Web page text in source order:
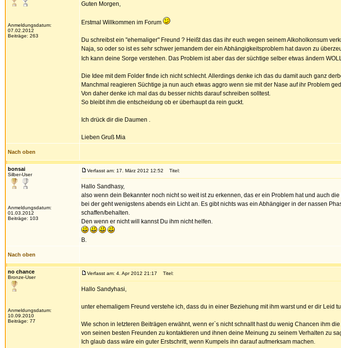
Anmeldungsdatum:
07.02.2012
Beiträge: 263
Guten Morgen,
Erstmal Willkommen im Forum
Du schreibst ein "ehemaliger" Freund ? Heißt das das ihr euch wegen seinem Alkoholkonsum
Naja, so oder so ist es sehr schwer jemandem der ein Abhängigkeitsproblem hat davon zu
Ich kann deine Sorge verstehen. Das Problem ist aber das der süchtige selber etwas ändern
Die Idee mit dem Folder finde ich nicht schlecht. Allerdings denke ich das du damit auch ganz
Manchmal reagieren Süchtige ja nun auch etwas aggro wenn sie mit der Nase auf ihr Problem
Von daher denke ich mal das du besser nichts darauf schreiben solltest.
So bleibt ihm die entscheidung ob er überhaupt da rein guckt.
Ich drück dir die Daumen .
Lieben Gruß Mia
Nach oben
bonsai
Silber-User
Anmeldungsdatum:
01.03.2012
Beiträge: 103
Verfasst am: 17. März 2012 12:52 Titel:
Hallo Sandhasy,
also wenn dein Bekannter noch nicht so weit ist zu erkennen, das er ein Problem hat und auch
bei der geht wenigstens abends ein Licht an. Es gibt nichts was ein Abhängiger in der nassen
schaffen/behalten.
Den wenn er nicht will kannst Du ihm nicht helfen.
B.
Nach oben
no chance
Bronze-User
Anmeldungsdatum:
10.09.2010
Beiträge: 77
Verfasst am: 4. Apr 2012 21:17 Titel:
Hallo Sandyhasi,
unter ehemaligem Freund verstehe ich, dass du in einer Beziehung mit ihm warst und er dir Leid
Wie schon in letzteren Beiträgen erwähnt, wenn er`s nicht schnallt hast du wenig Chancen ihm
von seinen besten Freunden zu kontaktieren und ihnen deine Meinung zu seinem Verhalten zu
Ich glaub dass wäre ein guter Erstschritt, wenn Kumpels ihn darauf aufmerksam machen.